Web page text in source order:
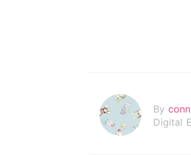
By
Digital